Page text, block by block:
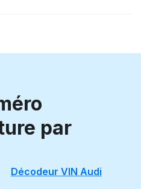
par
Décodeur VIN Audi